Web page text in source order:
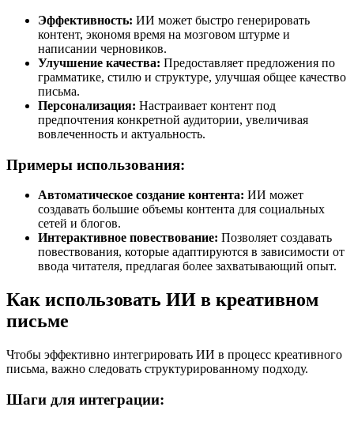
Эффективность: ИИ может быстро генерировать
контент, экономя время на мозговом штурме и
написании черновиков.
Улучшение качества: Предоставляет предложения по
грамматике, стилю и структуре, улучшая общее качество
письма.
Персонализация: Настраивает контент под
предпочтения конкретной аудитории, увеличивая
вовлеченность и актуальность.
Примеры использования:
Автоматическое создание контента: ИИ может
создавать большие объемы контента для социальных
сетей и блогов.
Интерактивное повествование: Позволяет создавать
повествования, которые адаптируются в зависимости от
ввода читателя, предлагая более захватывающий опыт.
Как использовать ИИ в креативном
письме
Чтобы эффективно интегрировать ИИ в процесс креативного
письма, важно следовать структурированному подходу.
Шаги для интеграции: